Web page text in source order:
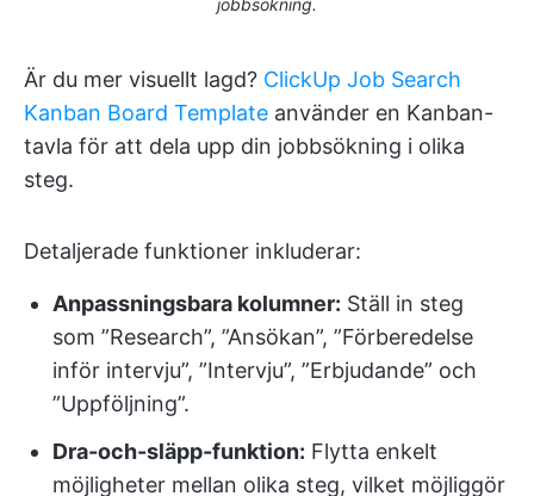
Är du mer visuellt lagd? ClickUp Job Search
Kanban Board Template använder en Kanban-
tavla för att dela upp din jobbsökning i olika
steg.
Detaljerade funktioner inkluderar:
Anpassningsbara kolumner: Ställ in steg
som ”Research”, ”Ansökan”, ”Förberedelse
inför intervju”, ”Intervju”, ”Erbjudande” och
”Uppföljning”.
Dra-och-släpp-funktion: Flytta enkelt
möjligheter mellan olika steg, vilket möjliggör